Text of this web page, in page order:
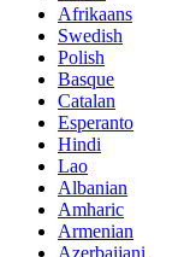
Afrikaans
Swedish
Polish
Basque
Catalan
Esperanto
Hindi
Lao
Albanian
Amharic
Armenian